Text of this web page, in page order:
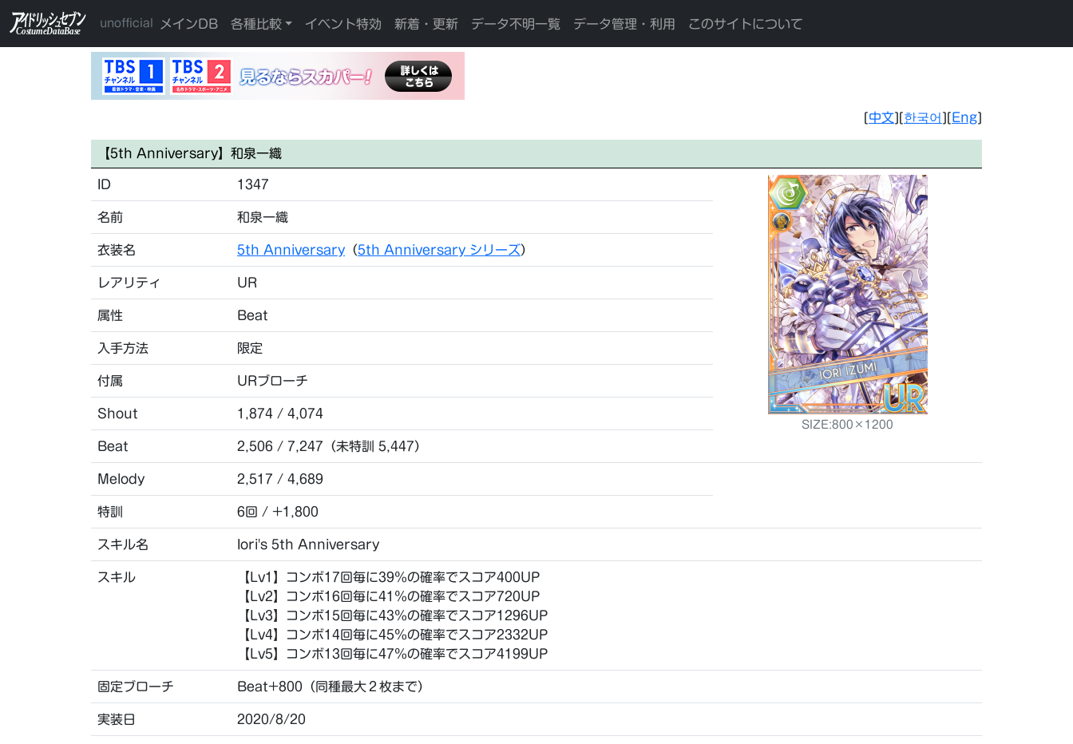
unofficial メインDB 各種比較 イベント特効 新着・更新 データ不明一覧 データ管理・利用 このサイトについて
[中文][한국어 ][Eng]
【5th Anniversary】和泉一織
ID 1347
SIZE:800×1200
名前 和泉一織
衣装名 5th Anniversary （5th Anniversary シリーズ）
レアリティ UR
属性 Beat
入手方法 限定
付属 URブローチ
Shout 1,874 / 4,074
Beat 2,506 / 7,247（未特訓 5,447）
Melody 2,517 / 4,689
特訓 6回 / +1,800
スキル名 Iori's 5th Anniversary
スキル
【Lv1】コンボ17回毎に39％の確率でスコア400UP
【Lv2】コンボ16回毎に41％の確率でスコア720UP
【Lv3】コンボ15回毎に43％の確率でスコア1296UP
【Lv4】コンボ14回毎に45％の確率でスコア2332UP
【Lv5】コンボ13回毎に47％の確率でスコア4199UP
固定ブローチ Beat+800（同種最大２枚まで）
実装日 2020/8/20